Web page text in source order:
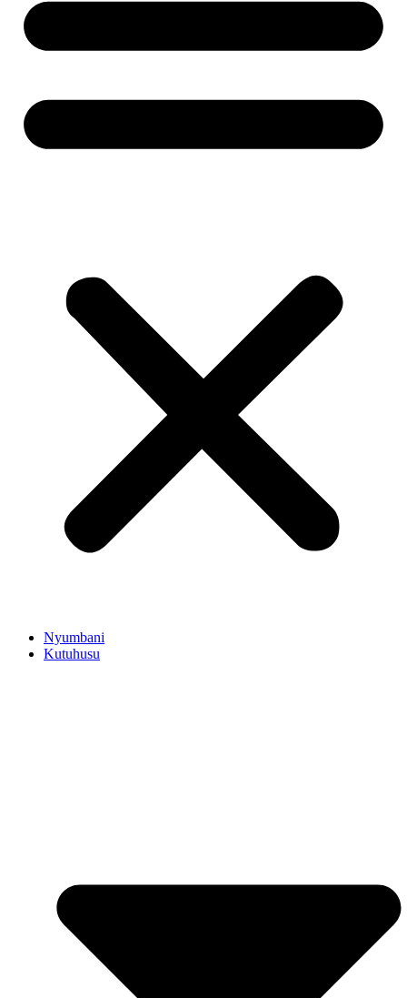
Nyumbani
Kutuhusu